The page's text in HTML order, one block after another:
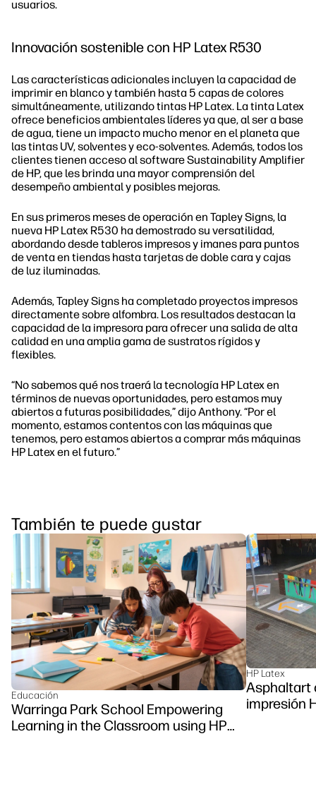
usuarios.
Innovación sostenible con HP Latex R530
Las características adicionales incluyen la capacidad de
imprimir en blanco y también hasta 5 capas de colores
simultáneamente, utilizando tintas HP Latex. La tinta Latex
ofrece beneficios ambientales líderes ya que, al ser a base
de agua, tiene un impacto mucho menor en el planeta que
las tintas UV, solventes y eco-solventes. Además, todos los
clientes tienen acceso al software Sustainability Amplifier
de HP, que les brinda una mayor comprensión del
desempeño ambiental y posibles mejoras.
En sus primeros meses de operación en Tapley Signs, la
nueva HP Latex R530 ha demostrado su versatilidad,
abordando desde tableros impresos y imanes para puntos
de venta en tiendas hasta tarjetas de doble cara y cajas
de luz iluminadas.
Además, Tapley Signs ha completado proyectos impresos
directamente sobre alfombra. Los resultados destacan la
capacidad de la impresora para ofrecer una salida de alta
calidad en una amplia gama de sustratos rígidos y
flexibles.
“No sabemos qué nos traerá la tecnología HP Latex en
términos de nuevas oportunidades, pero estamos muy
abiertos a futuras posibilidades,” dijo Anthony. “Por el
momento, estamos contentos con las máquinas que
tenemos, pero estamos abiertos a comprar más máquinas
HP Latex en el futuro.”
También te puede gustar
Educación
Warringa Park School Empowering
Learning in the Classroom using HP
HP Latex
Asphaltart
impresión